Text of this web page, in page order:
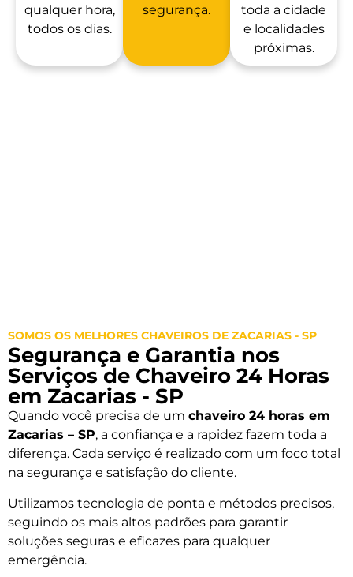
qualquer hora,
todos os dias.
segurança.
toda a cidade
e localidades
próximas.
SOMOS OS MELHORES CHAVEIROS DE ZACARIAS - SP
Segurança e Garantia nos
Serviços de Chaveiro 24 Horas
em Zacarias - SP
Quando você precisa de um chaveiro 24 horas em
Zacarias – SP, a confiança e a rapidez fazem toda a
diferença. Cada serviço é realizado com um foco total
na segurança e satisfação do cliente.
Utilizamos tecnologia de ponta e métodos precisos,
seguindo os mais altos padrões para garantir
soluções seguras e eficazes para qualquer
emergência.